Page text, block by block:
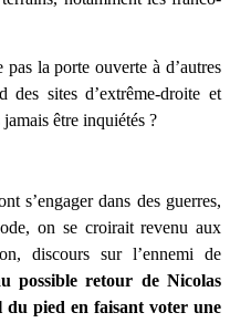
la porte ouverte à d’autres
sites d’extrême-droite et
être inquiétés ?
s’engager dans des guerres,
on se croirait revenu aux
discours sur l’ennemi de
possible retour de Nicolas
pied en faisant voter une